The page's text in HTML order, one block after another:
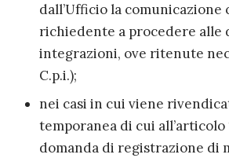
dall’Ufficio la comunicazione
richiedente a procedere alle
integrazioni, ove ritenute
C.p.i.);
nei casi in cui viene
temporanea di cui all’articolo
domanda di registrazione di